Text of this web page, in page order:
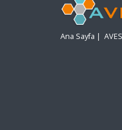
Ana Sayfa |